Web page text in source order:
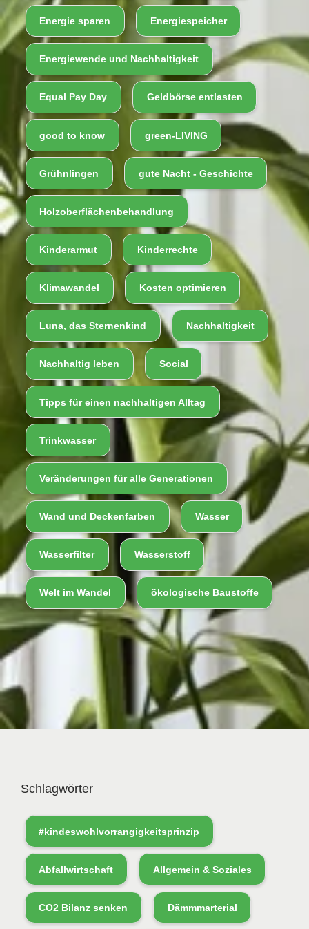
Energie sparen Energiespeicher
Energiewende und Nachhaltigkeit
Equal Pay Day Geldbörse entlasten
good to know green-LIVING
Grühnlingen gute Nacht - Geschichte
Holzoberflächenbehandlung
Kinderarmut Kinderrechte
Klimawandel Kosten optimieren
Luna, das Sternenkind Nachhaltigkeit
Nachhaltig leben Social
Tipps für einen nachhaltigen Alltag
Trinkwasser
Veränderungen für alle Generationen
Wand und Deckenfarben Wasser
Wasserfilter Wasserstoff
Welt im Wandel ökologische Baustoffe
Schlagwörter
#kindeswohlvorrangigkeitsprinzip
Abfallwirtschaft Allgemein & Soziales
CO2 Bilanz senken Dämmmarterial